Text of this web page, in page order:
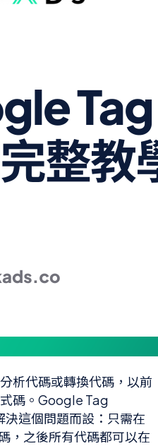
析代碼或轉換代碼，以前
碼。Google Tag
這個問題而設：只需在
，之後所有代碼都可以在